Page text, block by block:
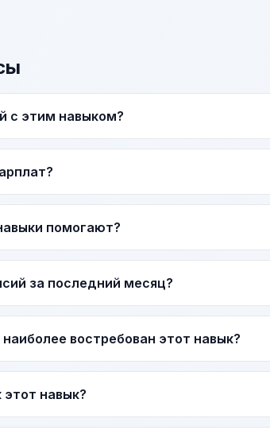
с этим навыком?
помогают?
за последний месяц?
наиболее востребован этот навык?
навык?